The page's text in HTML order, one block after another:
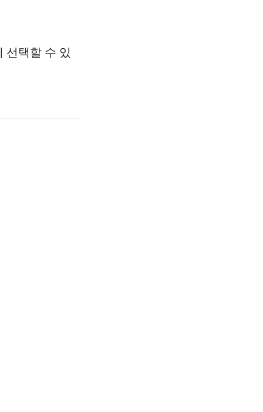
선택할 수 있